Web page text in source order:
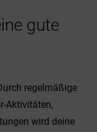
gute
regelmäßige
Aktivitäten,
wird deine